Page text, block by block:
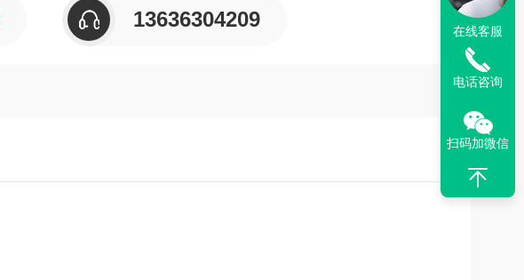
13636304209 在线客服
电话咨询
扫码加微信